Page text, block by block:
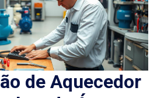
de Aquecedor